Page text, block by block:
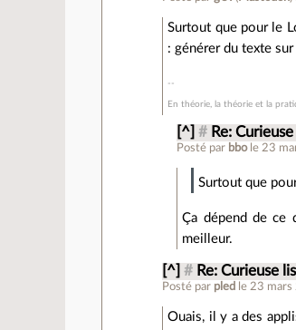
Surtout que pour le
: générer du texte
En théorie, la théorie et la
[^] # Re:
Posté par bbo le 23
Surtout que
Ça dépend de ce
meilleur.
[^] # Re: Curieuse
Posté par pled le 23
Ouais, il y a des